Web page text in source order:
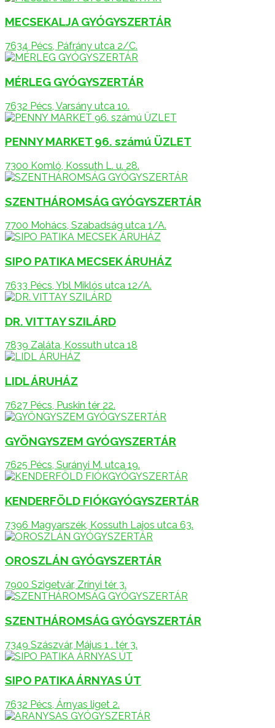
MECSEKALJA GYÓGYSZERTÁR
7634 Pécs, Páfrány utca 2/C.
MÉRLEG GYÓGYSZERTÁR
7632 Pécs, Varsány utca 10.
PENNY MARKET 96. számú ÜZLET
7300 Komló, Kossuth L. u. 28.
SZENTHÁROMSÁG GYÓGYSZERTÁR
7700 Mohács, Szabadság utca 1/A.
SIPO PATIKA MECSEK ÁRUHÁZ
7633 Pécs, Ybl Miklós utca 12/A.
DR. VITTAY SZILÁRD
7839 Zaláta, Kossuth utca 18
LIDL ÁRUHÁZ
7627 Pécs, Puskin tér 22.
GYÖNGYSZEM GYÓGYSZERTÁR
7625 Pécs, Surányi M. utca 19.
KENDERFÖLD FIÓKGYÓGYSZERTÁR
7396 Magyarszék, Kossuth Lajos utca 63.
OROSZLÁN GYÓGYSZERTÁR
7900 Szigetvár, Zrínyi tér 3.
SZENTHÁROMSÁG GYÓGYSZERTÁR
7349 Szászvár, Május 1 . tér 3.
SIPO PATIKA ÁRNYAS ÚT
7632 Pécs, Árnyas liget 2.